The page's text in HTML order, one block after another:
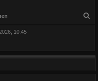
10:45